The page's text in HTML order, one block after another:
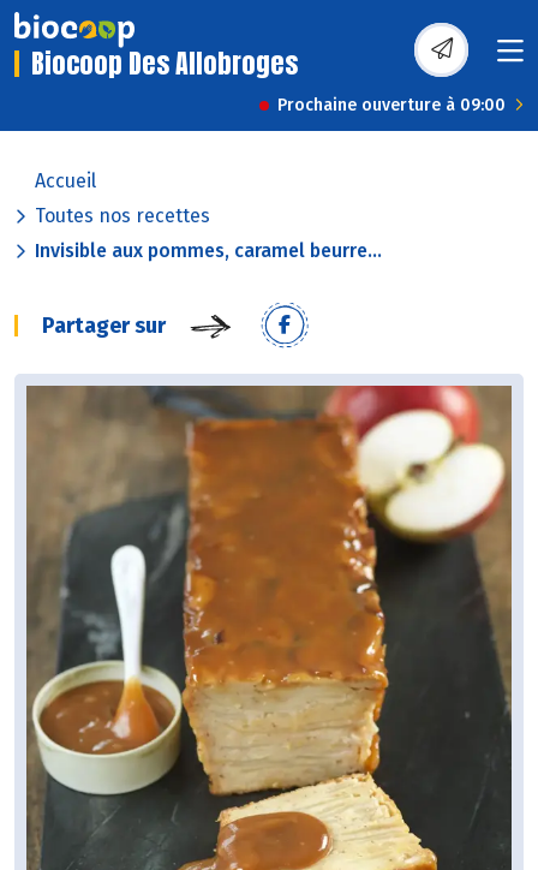
Biocoop Des Allobroges
Prochaine ouverture à 09:00
Accueil
Toutes nos recettes
Invisible aux pommes, caramel beurre...
Partager sur